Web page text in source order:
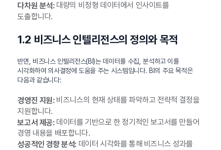
다차원 분석:대량의 비정형 데이터에서 인사이트를
도출합니다.
1.2 비즈니스 인텔리전스의 정의와 목적
반면, 비즈니스 인텔리전스(BI)는 데이터를 수집, 분석하고 이를
시각화하여 의사결정에 도움을 주는 시스템입니다. BI의 주요 목적은
다음과 같습니다:
경영진 지원:비즈니스의 현재 상태를 파악하고 전략적 결정을
지원합니다.
보고서 제공:데이터를 기반으로 한 정기적인 보고서를 만들어
경영 내용을 배포합니다.
성공적인 경향 분석:데이터 시각화를 통해 비즈니스 성과를